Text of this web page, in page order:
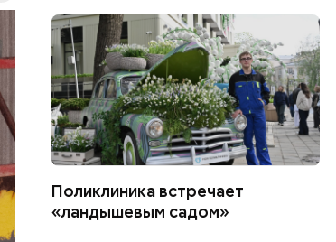
Поликлиника встречает
«ландышевым садом»